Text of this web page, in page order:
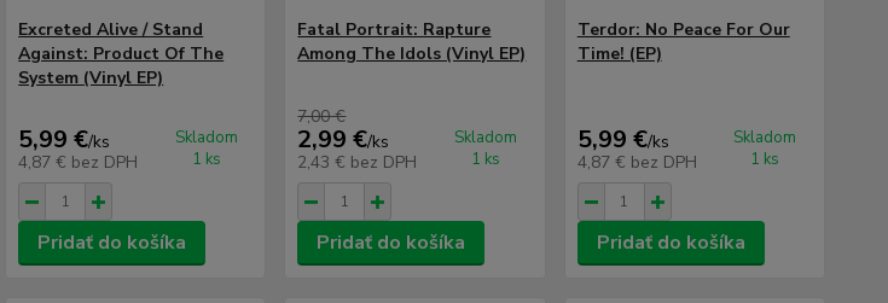
Excreted Alive / Stand
Against: Product Of The
System (Vinyl EP)
5,99 €/ks
4,87 € bez DPH
Skladom
1 ks
Pridať do košíka
Fatal Portrait: Rapture
Among The Idols (Vinyl EP)
7,00 €
2,99 €/ks
2,43 € bez DPH
Skladom
1 ks
Pridať do košíka
Terdor: No Peace For Our
Time! (EP)
5,99 €/ks
4,87 € bez DPH
Skladom
1 ks
Pridať do košíka